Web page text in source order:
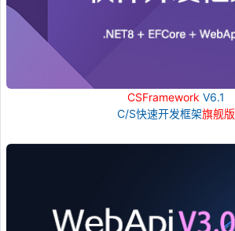
CSFramework V6.1
C/S快速开发框架旗舰版